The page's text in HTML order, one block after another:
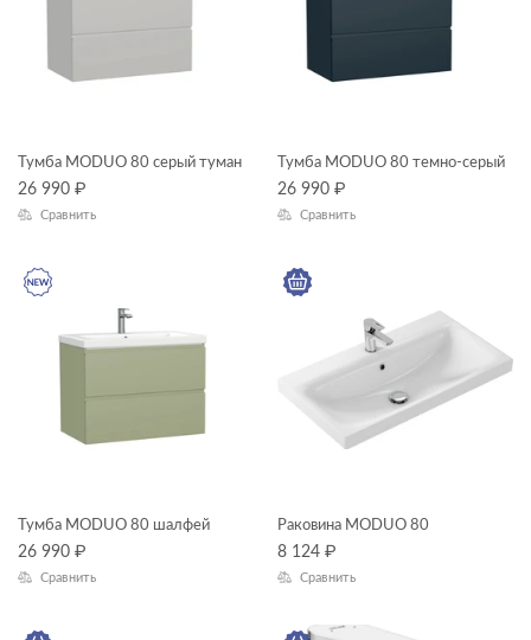
Тумба MODUO 80 серый туман
26 990 ₽
Сравнить
Тумба MODUO 80 темно-серый
26 990 ₽
Сравнить
Тумба MODUO 80 шалфей
26 990 ₽
Сравнить
Раковина MODUO 80
8 124 ₽
Сравнить